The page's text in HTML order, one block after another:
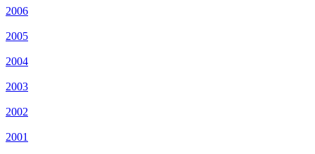
2006
2005
2004
2003
2002
2001